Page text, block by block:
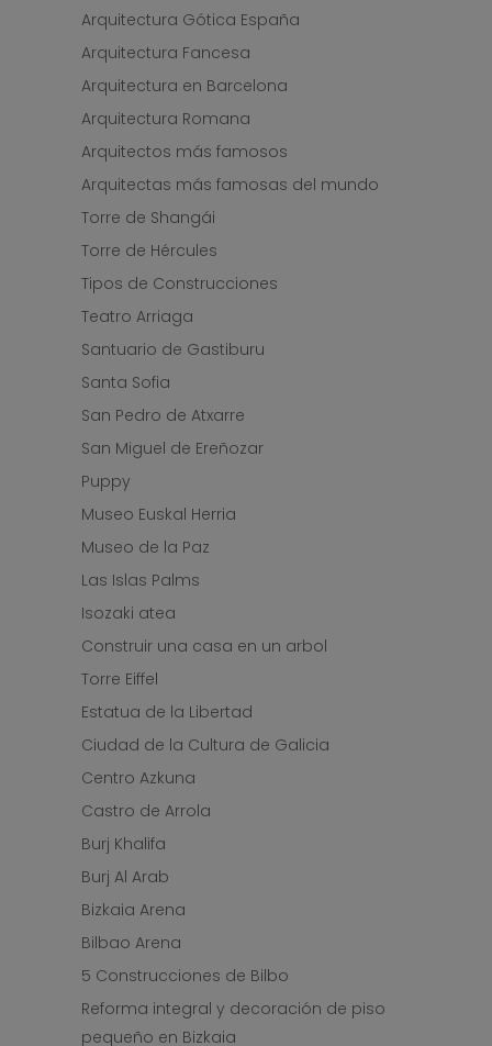
Arquitectura Gótica España
Arquitectura Fancesa
Arquitectura en Barcelona
Arquitectura Romana
Arquitectos más famosos
Arquitectas más famosas del mundo
Torre de Shangái
Torre de Hércules
Tipos de Construcciones
Teatro Arriaga
Santuario de Gastiburu
Santa Sofia
San Pedro de Atxarre
San Miguel de Ereñozar
Puppy
Museo Euskal Herria
Museo de la Paz
Las Islas Palms
Isozaki atea
Construir una casa en un arbol
Torre Eiffel
Estatua de la Libertad
Ciudad de la Cultura de Galicia
Centro Azkuna
Castro de Arrola
Burj Khalifa
Burj Al Arab
Bizkaia Arena
Bilbao Arena
5 Construcciones de Bilbo
Reforma integral y decoración de piso
pequeño en Bizkaia